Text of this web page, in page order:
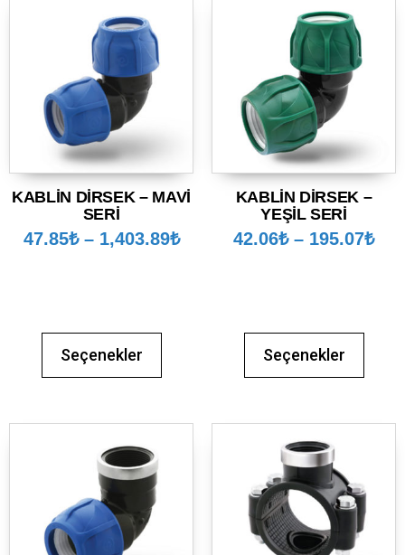
KABLİN DİRSEK – MAVİ
SERİ
47.85₺ – 1,403.89₺
Seçenekler
KABLİN DİRSEK –
YEŞİL SERİ
42.06₺ – 195.07₺
Seçenekler